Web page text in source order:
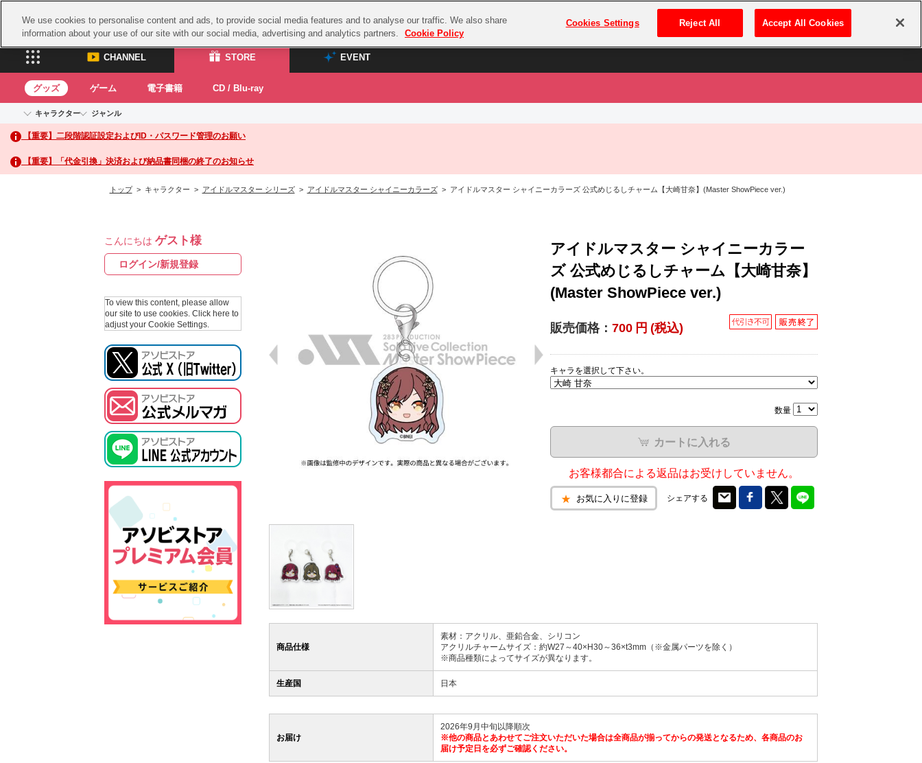
プレミアム会員とは ログイン・新規登録
CHANNEL STORE EVENT
CHANNEL
ASOBI CHANNEL TOP
STORE
ASOBI STORE TOP
グッズ
EVENT
ASOBI STAGE
グッズ ゲーム 電子書籍 CD / Blu-ray
キャラクター
アイドルマスターシリーズ
アイドルマスター
アイドルマスター シンデレラガールズ
アイドルマスター ミリオンライブ！
プロジェクトアイマス ヴイアライヴ
テイルズ オブ シリーズ
ラブライブ！サンシャイン‼
ラブライブ！虹ヶ咲学園スクールアイドル同好会
ジャンル
イベントグッズ
トイ・ホビー
【重要】二段階認証設定およびID・パスワード管理のお願い
【重要】「代金引換」決済および納品書同梱の終了のお知らせ
トップ> キャラクター > アイドルマスター シリーズ> アイドルマスター シャイニーカラーズ> アイドルマスター シャイニーカラーズ 公式めじるしチャーム【大崎甘奈】(Master ShowPiece ver.)
こんにちは ゲスト様
ログイン/新規登録
To view this content, please allow
our site to use cookies. Click here to
adjust your Cookie Settings.
アイドルマスター シャイニーカラー
ズ 公式めじるしチャーム【大崎甘奈】
(Master ShowPiece ver.)
販売価格： 700 円 (税込)
キャラを選択して下さい。
数量
カートに入れる
お客様都合による返品はお受けしていません。
お気に入りに登録 シェアする
商品仕様
素材：アクリル、亜鉛合金、シリコン
アクリルチャームサイズ：約W27～40×H30～36×t3mm（※金属パーツを除く）
※商品種類によってサイズが異なります。
生産国 日本
お届け
2026年9月中旬以降順次
※他の商品とあわせてご注文いただいた場合は全商品が揃ってからの発送となるため、各商品のお
届け予定日を必ずご確認ください。
We use cookies to personalise content and ads, to provide social media features and to analyse our traffic. We also share
information about your use of our site with our social media, advertising and analytics partners.
Cookie Policy
Cookies Settings Reject All Accept All Cookies